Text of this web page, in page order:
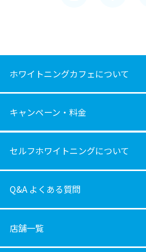
ホワイトニングカフェについて
キャンペーン・料金
セルフホワイトニングについて
Q&A よくある質問
店舗一覧